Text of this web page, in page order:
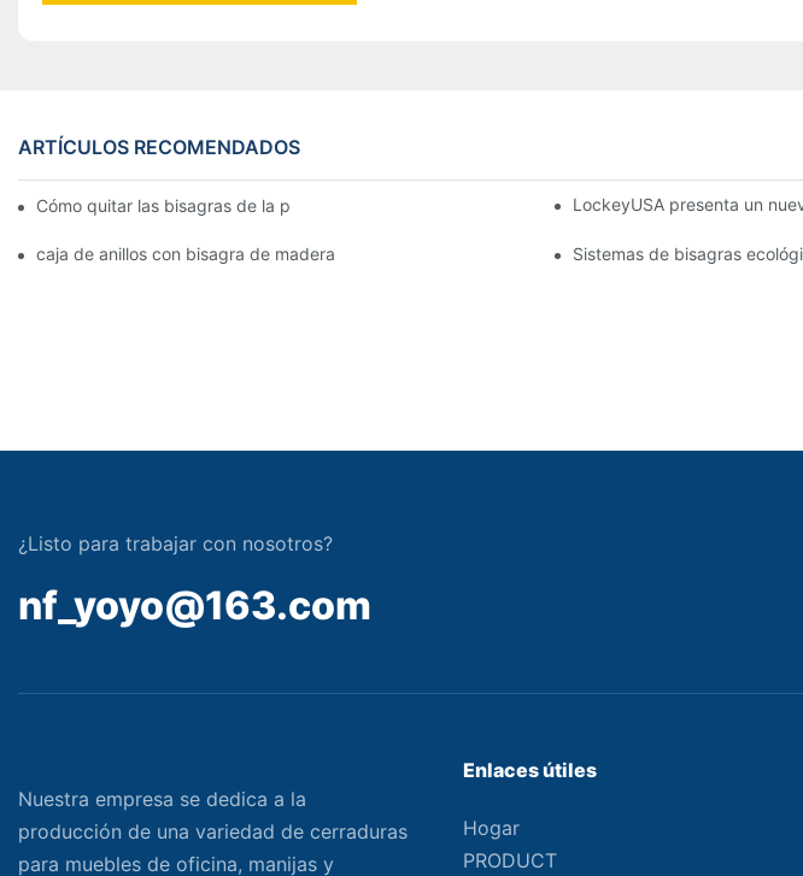
ARTÍCULOS RECOMENDADOS
Cómo quitar las bisagras de la puerta de su cocina, horno o estufa LockeyUSA presenta un
caja de anillos con bisagra de madera Sistemas de bisagras
¿Listo para trabajar con nosotros?
nf_yoyo@163.com
Nuestra empresa se dedica a la
producción de una variedad de cerraduras
para muebles de oficina, manijas y
Enlaces útiles
Hogar
PRODUCT